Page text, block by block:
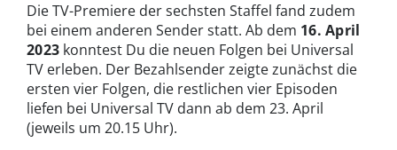
Die TV-Premiere der sechsten Staffel fand zudem
bei einem anderen Sender statt. Ab dem 16. April
2023 konntest Du die neuen Folgen bei Universal
TV erleben. Der Bezahlsender zeigte zunächst die
ersten vier Folgen, die restlichen vier Episoden
liefen bei Universal TV dann ab dem 23. April
(jeweils um 20.15 Uhr).